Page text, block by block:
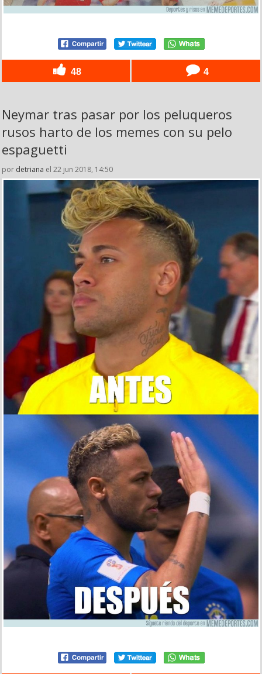
48 4
Neymar tras pasar por los peluqueros
rusos harto de los memes con su pelo
espaguetti
por detriana el 22 jun 2018, 14:50